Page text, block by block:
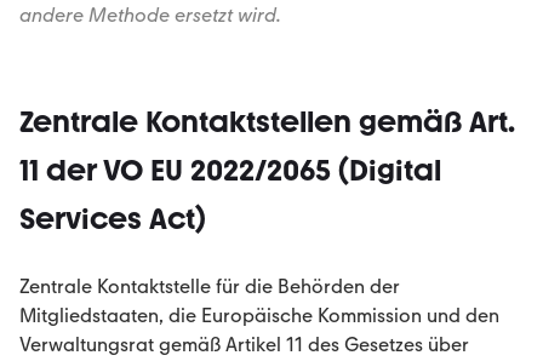
andere Methode ersetzt wird.
Zentrale Kontaktstellen gemäß Art.
11 der VO EU 2022/2065 (Digital
Services Act)
Zentrale Kontaktstelle für die Behörden der
Mitgliedstaaten, die Europäische Kommission und den
Verwaltungsrat gemäß Artikel 11 des Gesetzes über